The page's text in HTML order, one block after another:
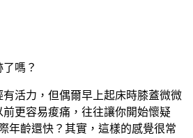
嗎？
活力，但偶爾早上起床時膝蓋微微
更容易痠痛，往往讓你開始懷疑
年齡還快？其實，這樣的感覺很常